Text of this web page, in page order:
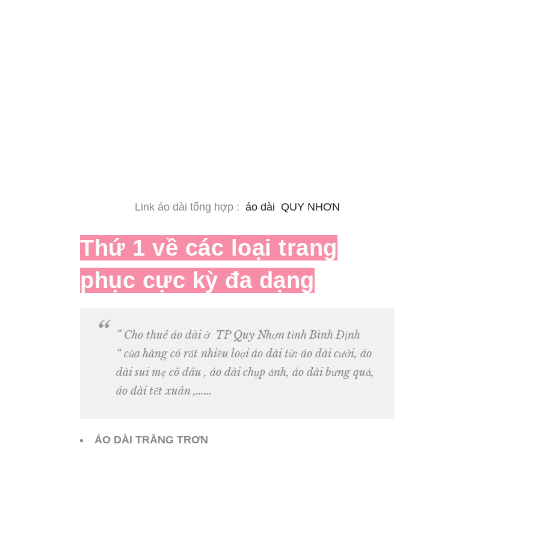
Link áo dài tổng hợp : áo dài QUY NHƠN
Thứ 1 về các loại trang
phục cực kỳ đa dạng
” Cho thuê áo dài ở TP Quy Nhơn tỉnh Bình Định
“của hàng có rất nhiều loại áo dài từ: áo dài cưới, áo
dài sui mẹ cô dâu , áo dài chụp ảnh, áo dài bưng quả,
áo dài tết xuân ,……
ÁO DÀI TRẮNG TRƠN